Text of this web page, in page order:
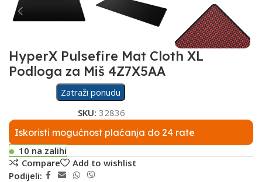
HyperX Pulsefire Mat Cloth XL
Podloga za Miš 4Z7X5AA
Zatraži ponudu
SKU: 32836
Iskoristi mogućnost plaćanja do 24 rate
10 na zalihi
Compare
Add to wishlist
Podijeli: